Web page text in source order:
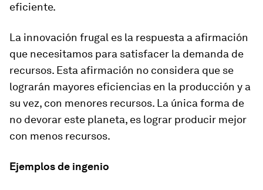
eficiente.
La innovación frugal es la respuesta a afirmación
que necesitamos para satisfacer la demanda de
recursos. Esta afirmación no considera que se
lograrán mayores eficiencias en la producción y a
su vez, con menores recursos. La única forma de
no devorar este planeta, es lograr producir mejor
con menos recursos.
Ejemplos de ingenio